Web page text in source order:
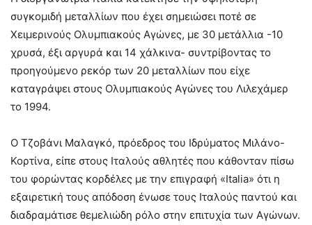
συγκομιδή μεταλλίων που έχει σημειώσει ποτέ σε
Χειμερινούς Ολυμπιακούς Αγώνες, με 30 μετάλλια -10
χρυσά, έξι αργυρά και 14 χάλκινα- συντρίβοντας το
προηγούμενο ρεκόρ των 20 μεταλλίων που είχε
καταγράψει στους Ολυμπιακούς Αγώνες του Λιλεχάμερ
το 1994.
Ο Τζοβάνι Μαλαγκό, πρόεδρος του Ιδρύματος Μιλάνο-
Κορτίνα, είπε στους Ιταλούς αθλητές που κάθονταν πίσω
του φορώντας κορδέλες με την επιγραφή «Italia» ότι η
εξαιρετική τους απόδοση ένωσε τους Ιταλούς παντού και
διαδραμάτισε θεμελιώδη ρόλο στην επιτυχία των Αγώνων.